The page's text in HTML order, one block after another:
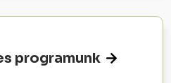
programunk